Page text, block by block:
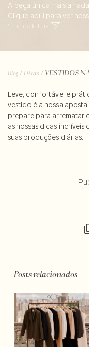
A peça única mais
Clique aqui para ver
1 min de leitura
Blog / Dicas / VESTIDOS
Leve, confortável e
vestido é a nossa
prepare para arrematar
as nossas dicas
suas produções diárias.
Posts relacionados